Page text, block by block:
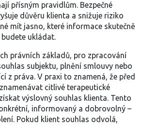
přísným pravidlům. Bezpečné
důvěru klienta a snižuje riziko
mít jasno, které informace skutečně
ukládat.
právních základů, pro zpracování
subjektu, plnění smlouvy nebo
z práva. V praxi to znamená, že před
citlivé terapeutické
výslovný souhlas klienta. Tento
informovaný a dobrovolný –
Pokud klient souhlas odvolá,